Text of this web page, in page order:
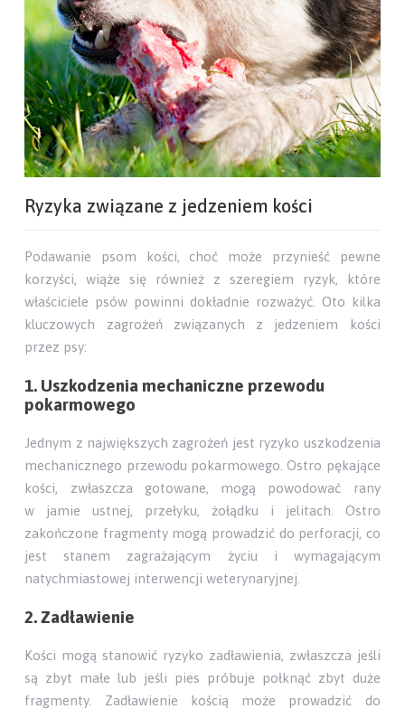
Ryzyka związane z jedzeniem kości
Podawanie psom kości, choć może przynieść pewne
korzyści, wiąże się również z szeregiem ryzyk, które
właściciele psów powinni dokładnie rozważyć. Oto kilka
kluczowych zagrożeń związanych z jedzeniem kości
przez psy:
1. Uszkodzenia mechaniczne przewodu
pokarmowego
Jednym z największych zagrożeń jest ryzyko uszkodzenia
mechanicznego przewodu pokarmowego. Ostro pękające
kości, zwłaszcza gotowane, mogą powodować rany
w jamie ustnej, przełyku, żołądku i jelitach. Ostro
zakończone fragmenty mogą prowadzić do perforacji, co
jest stanem zagrażającym życiu i wymagającym
natychmiastowej interwencji weterynaryjnej.
2. Zadławienie
Kości mogą stanowić ryzyko zadławienia, zwłaszcza jeśli
są zbyt małe lub jeśli pies próbuje połknąć zbyt duże
fragmenty. Zadławienie kością może prowadzić do